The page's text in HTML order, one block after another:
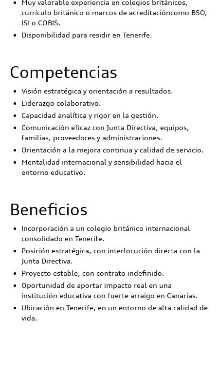
Muy valorable experiencia en colegios británicos,
currículo británico o marcos de acreditacióncomo BSO,
ISI o COBIS.
Disponibilidad para residir en Tenerife.
Competencias
Visión estratégica y orientación a resultados.
Liderazgo colaborativo.
Capacidad analítica y rigor en la gestión.
Comunicación eficaz con Junta Directiva, equipos,
familias, proveedores y administraciones.
Orientación a la mejora continua y calidad de servicio.
Mentalidad internacional y sensibilidad hacia el
entorno educativo.
Beneficios
Incorporación a un colegio británico internacional
consolidado en Tenerife.
Posición estratégica, con interlocución directa con la
Junta Directiva.
Proyecto estable, con contrato indefinido.
Oportunidad de aportar impacto real en una
institución educativa con fuerte arraigo en Canarias.
Ubicación en Tenerife, en un entorno de alta calidad de
vida.